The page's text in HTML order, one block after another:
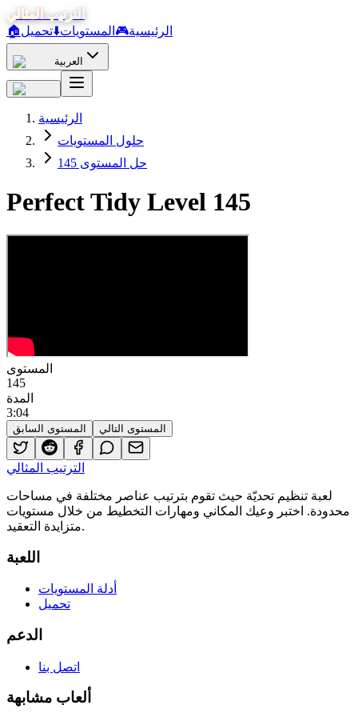
الترتيب المثالي
🏠
الرئيسية🎮 المستويات⬇️تحميل
العربية
الرئيسية
حلول المستويات
حل المستوى 145
Perfect Tidy Level 145
المستوى
145
المدة
3:04
المستوى السابق المستوى التالي
الترتيب المثالي
لعبة تنظيم تحديّة حيث تقوم بترتيب عناصر مختلفة في مساحات
محدودة. اختبر وعيك المكاني ومهارات التخطيط من خلال مستويات
متزايدة التعقيد.
اللعبة
أدلة المستويات
تحميل
الدعم
اتصل بنا
ألعاب مشابهة